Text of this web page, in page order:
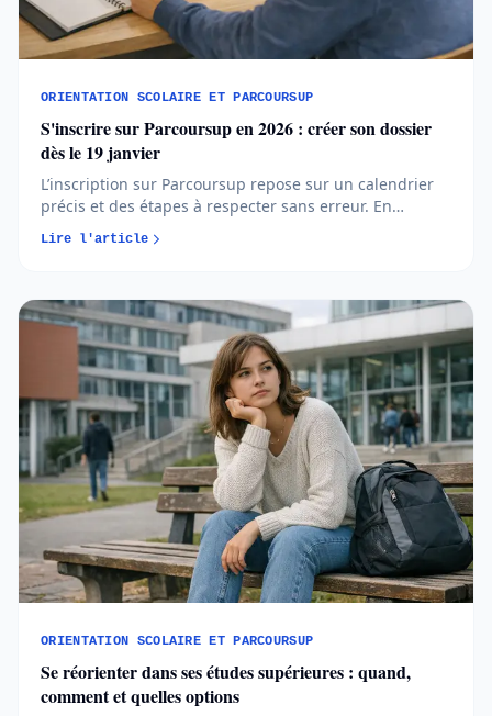
ORIENTATION SCOLAIRE ET PARCOURSUP
S'inscrire sur Parcoursup en 2026 : créer son dossier
dès le 19 janvier
L’inscription sur Parcoursup repose sur un calendrier
précis et des étapes à respecter sans erreur. En
comprenant quand et comment créer votre dossier,
vous avancez plus sereinement et évitez les oublis
Lire l'article
ORIENTATION SCOLAIRE ET PARCOURSUP
Se réorienter dans ses études supérieures : quand,
comment et quelles options